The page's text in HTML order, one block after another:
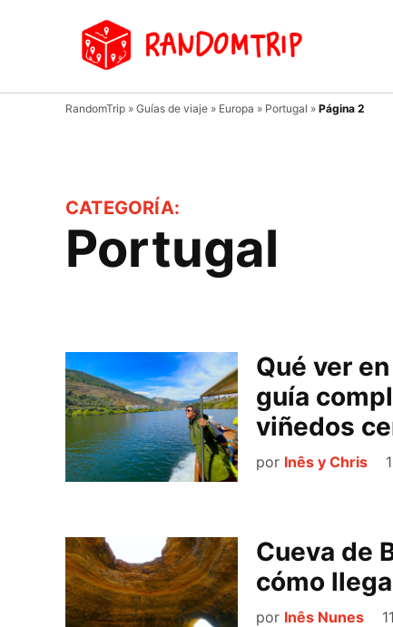
donde
tu
RandomTrip » Guías de viaje » Europa » Portugal » Página 2
CATEGORÍA:
Portugal
Qué ver
guía
viñedos
por Inês y Chris
Cueva de
cómo
por Inês Nunes